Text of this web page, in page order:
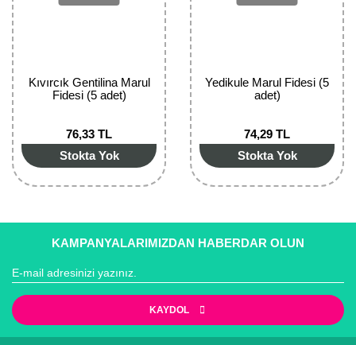
Kıvırcık Gentilina Marul
Fidesi (5 adet)
76,33 TL
Stokta Yok
Yedikule Marul Fidesi (5
adet)
74,29 TL
Stokta Yok
KAMPANYALARIMIZDAN HABERDAR OLUN
KAYDOL
Muz Fidanı
Nar Fidanı
Narenciye Fidanları
Nektarin Fidanı
Pitaya Fidanı